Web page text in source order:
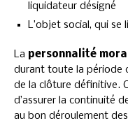
liquidateur désigné
L’objet social, qui
La personnalité
durant toute la période
de la clôture définitive.
d’assurer la continuité
au bon déroulement